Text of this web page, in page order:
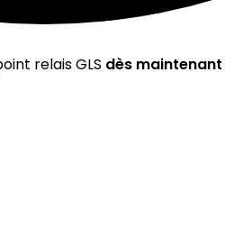
relais GLS dès maintenant